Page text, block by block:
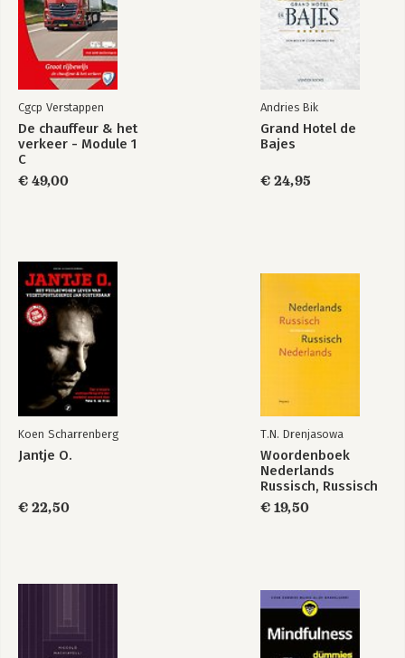
Cgcp Verstappen
De chauffeur & het
verkeer - Module 1
C
€ 49,00
Andries Bik
Grand Hotel de
Bajes
€ 24,95
Koen Scharrenberg
Jantje O.
€ 22,50
T.N. Drenjasowa
Woordenboek
Nederlands
Russisch, Russisch
Nederlands
€ 19,50